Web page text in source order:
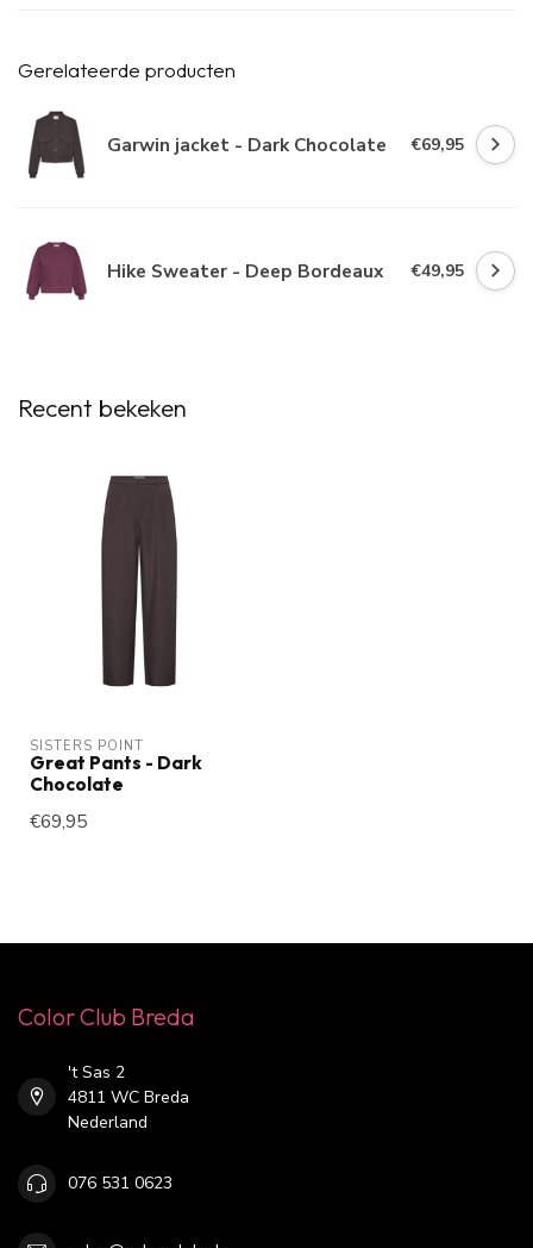
Gerelateerde producten
Garwin jacket - Dark Chocolate €69,95
Hike Sweater - Deep Bordeaux €49,95
Recent bekeken
SISTERS POINT
Great Pants - Dark
Chocolate
€69,95
Color Club Breda
't Sas 2
4811 WC Breda
Nederland
076 531 0623